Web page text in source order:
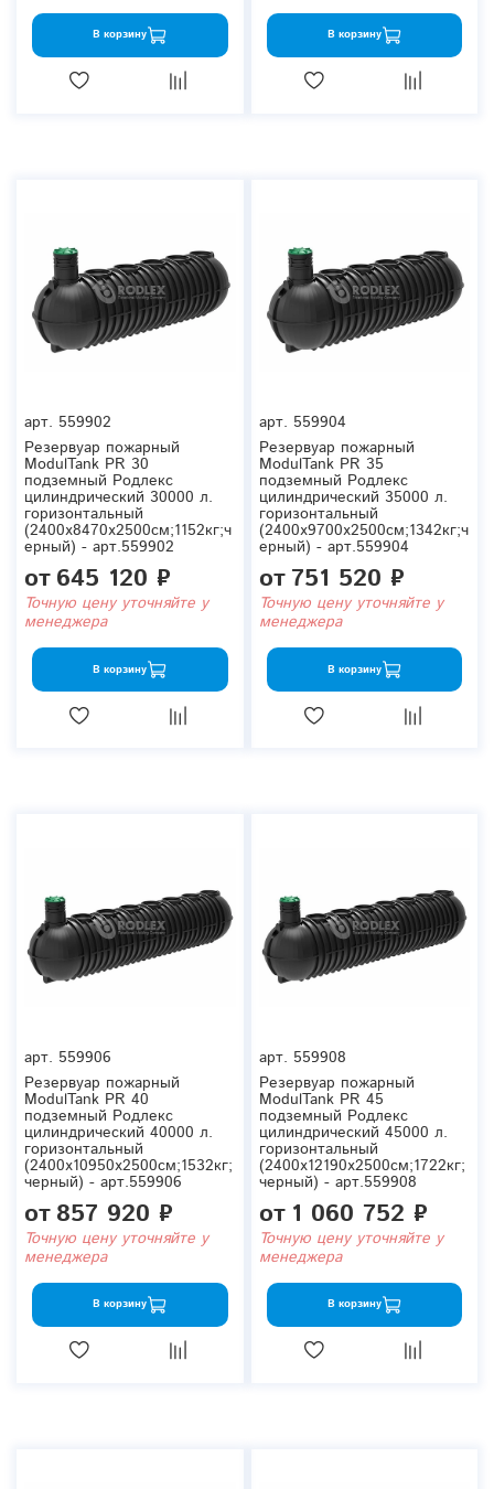
В корзину В корзину
арт. 559902
Резервуар пожарный
ModulTank PR 30
подземный Родлекс
цилиндрический 30000 л.
горизонтальный
(2400x8470x2500см;1152кг;ч
ерный) - арт.559902
от645 120 ₽
Точную цену уточняйте у
менеджера
В корзину
арт. 559904
Резервуар пожарный
ModulTank PR 35
подземный Родлекс
цилиндрический 35000 л.
горизонтальный
(2400x9700x2500см;1342кг;ч
ерный) - арт.559904
от751 520 ₽
Точную цену уточняйте у
менеджера
В корзину
арт. 559906
Резервуар пожарный
ModulTank PR 40
подземный Родлекс
цилиндрический 40000 л.
горизонтальный
(2400x10950x2500см;1532кг;
черный) - арт.559906
от857 920 ₽
Точную цену уточняйте у
менеджера
В корзину
арт. 559908
Резервуар пожарный
ModulTank PR 45
подземный Родлекс
цилиндрический 45000 л.
горизонтальный
(2400x12190x2500см;1722кг;
черный) - арт.559908
от 1 060 752 ₽
Точную цену уточняйте у
менеджера
В корзину